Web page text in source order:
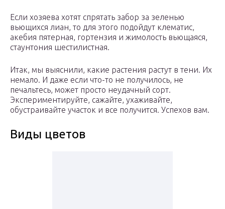
Если хозяева хотят спрятать забор за зеленью
вьющихся лиан, то для этого подойдут клематис,
акебия пятерная, гортензия и жимолость вьющаяся,
стаунтония шестилистная.
Итак, мы выяснили, какие растения растут в тени. Их
немало. И даже если что-то не получилось, не
печальтесь, может просто неудачный сорт.
Экспериментируйте, сажайте, ухаживайте,
обустраивайте участок и все получится. Успехов вам.
Виды цветов